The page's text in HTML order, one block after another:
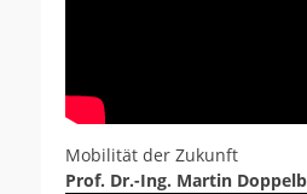
Mobilität der Zukunft
Prof. Dr.-Ing. Martin